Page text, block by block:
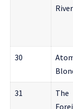
River
30
31
The